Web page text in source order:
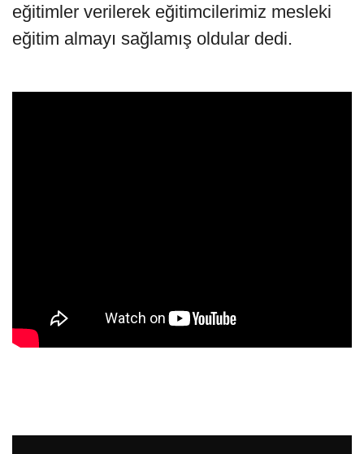
eğitimler verilerek eğitimcilerimiz mesleki
eğitim almayı sağlamış oldular dedi.